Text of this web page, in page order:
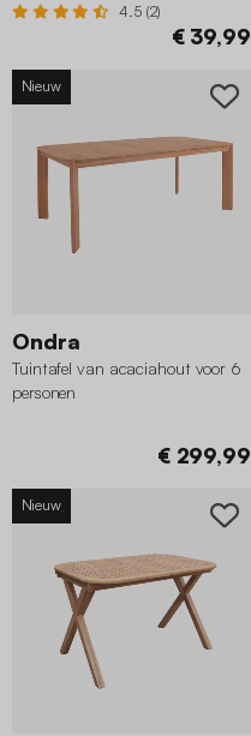
4.5 (2)
€ 39,99
Nieuw
Ondra
Tuintafel van acaciahout voor 6
personen
€ 299,99
Nieuw